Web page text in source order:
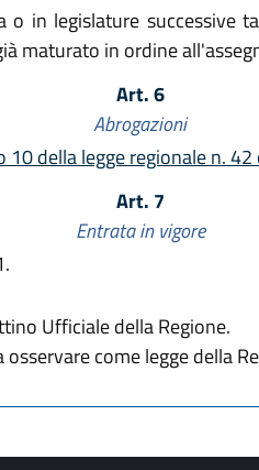
in legislature successive
maturato in ordine
Art. 6
Abrogazioni
10 della legge regionale n.
Art. 7
Entrata in vigore
Ufficiale della Regione.
come legge della